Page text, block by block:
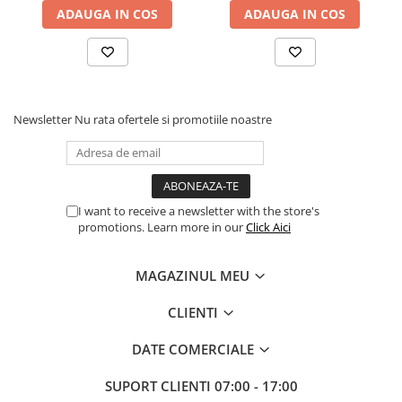
Proiectoare Business
Proiectoare Consumer
Componente
Plăci de Bază Amd
Plăci de Bază Intel
Plăci video
Plăci Video Gaming & Consumer
Procesoare
ADAUGA IN COS ADAUGA IN COS
Newsletter Nu rata ofertele si promotiile noastre
I want to receive a newsletter with the store's
promotions. Learn more in ourClick Aici
MAGAZINUL MEU
CLIENTI
DATE COMERCIALE
SUPORT CLIENTI 07:00 - 17:00